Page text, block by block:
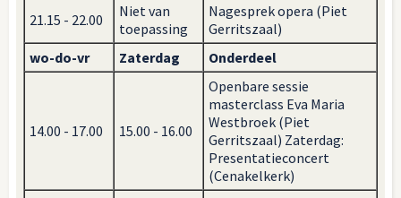
21.15 - 22.00
Niet van
toepassing
Nagesprek opera (Piet
Gerritszaal)
wo-do-vr
Zaterdag Onderdeel
14.00 - 17.00 15.00 - 16.00
Openbare sessie
masterclass Eva Maria
Westbroek (Piet
Gerritszaal) Zaterdag:
Presentatieconcert
(Cenakelkerk)